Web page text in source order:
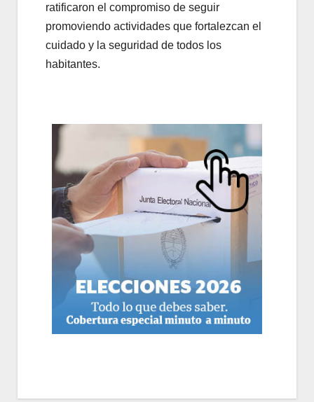
ratificaron el compromiso de seguir
promoviendo actividades que fortalezcan el
cuidado y la seguridad de todos los
habitantes.